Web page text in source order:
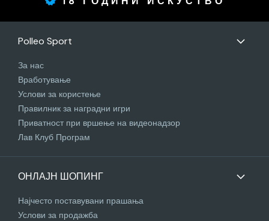
Polleo Sport
За нас
Вработување
Услови за користење
Правилник за наградни игри
Приватност при вршење на видеонадзор
Лав Клуб Програм
ОНЛАЈН ШОПИНГ
Најчесто поставувани прашања
Услови за продажба